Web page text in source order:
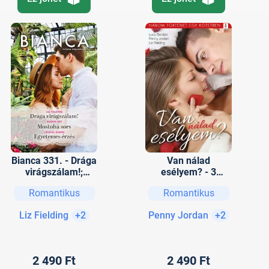
Bianca 331. - Drága
virágszálam!;
Egyetemes érzés
Romantikus
Liz Fielding
+2
2 490 Ft
Van nálad
esélyem? - 3
- Napfogyatkozás,
meg a szőkét…
Romantikus
Penny Jordan
+2
2 490 Ft